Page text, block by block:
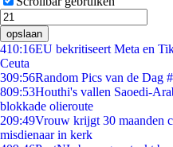
opslaan
410:16EU bekritiseert Meta en
Ceuta
309:56Random Pics van de Dag
809:53Houthi's vallen Saoedi-
blokkade olieroute
209:49Vrouw krijgt 30 maanden
misdienaar in kerk